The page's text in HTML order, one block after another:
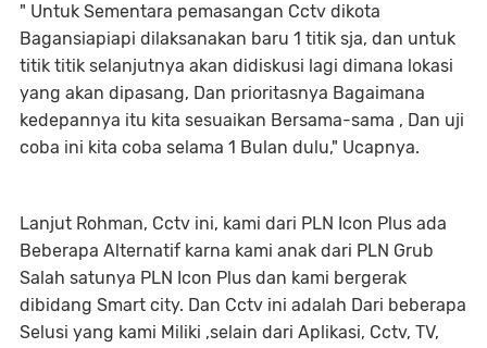
" Untuk Sementara pemasangan Cctv dikota
Bagansiapiapi dilaksanakan baru 1 titik sja, dan untuk
titik titik selanjutnya akan didiskusi lagi dimana lokasi
yang akan dipasang, Dan prioritasnya Bagaimana
kedepannya itu kita sesuaikan Bersama-sama , Dan uji
coba ini kita coba selama 1 Bulan dulu," Ucapnya.
Lanjut Rohman, Cctv ini, kami dari PLN Icon Plus ada
Beberapa Alternatif karna kami anak dari PLN Grub
Salah satunya PLN Icon Plus dan kami bergerak
dibidang Smart city. Dan Cctv ini adalah Dari beberapa
Selusi yang kami Miliki ,selain dari Aplikasi, Cctv, TV,